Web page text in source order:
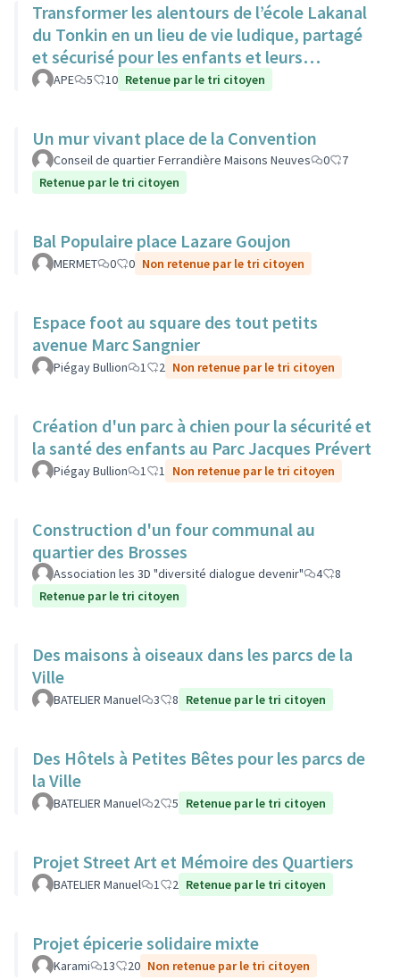
Transformer les alentours de l’école Lakanal
du Tonkin en un lieu de vie ludique, partagé
et sécurisé pour les enfants et leurs
familles.
APE 5 10 Retenue par le tri citoyen
Un mur vivant place de la Convention
Conseil de quartier Ferrandière Maisons Neuves 0
7
Retenue par le tri citoyen
Bal Populaire place Lazare Goujon
MERMET 0 0 Non retenue par le tri citoyen
Espace foot au square des tout petits
avenue Marc Sangnier
Piégay Bullion 1 2 Non retenue par le tri citoyen
Création d'un parc à chien pour la sécurité et
la santé des enfants au Parc Jacques Prévert
Piégay Bullion 1 1 Non retenue par le tri citoyen
Construction d'un four communal au
quartier des Brosses
Association les 3D "diversité dialogue devenir" 4
8
Retenue par le tri citoyen
Des maisons à oiseaux dans les parcs de la
Ville
BATELIER Manuel 3 8 Retenue par le tri citoyen
Des Hôtels à Petites Bêtes pour les parcs de
la Ville
BATELIER Manuel 2 5 Retenue par le tri citoyen
Projet Street Art et Mémoire des Quartiers
BATELIER Manuel 1 2 Retenue par le tri citoyen
Projet épicerie solidaire mixte
Karami 13 20 Non retenue par le tri citoyen